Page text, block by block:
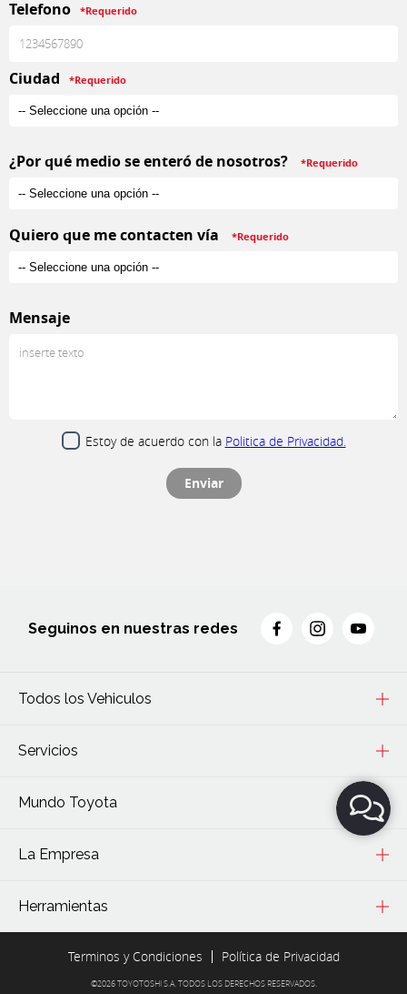
Telefono *Requerido
Ciudad *Requerido
¿Por qué medio se enteró de nosotros? *Requerido
Quiero que me contacten vía *Requerido
Mensaje
Estoy de acuerdo con la Politica de Privacidad.
Seguinos en nuestras redes
Todos los Vehiculos
Servicios
Mundo Toyota
La Empresa
Herramientas
Terminos y Condiciones Política de Privacidad
©2026 TOYOTOSHI S.A. TODOS LOS DERECHOS RESERVADOS.